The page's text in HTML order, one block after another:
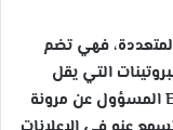
فهي تضم
التي يقل
إنتاجها مع تقدم العُمر مثل الإيلاستين Elastin المسؤول عن مرونة